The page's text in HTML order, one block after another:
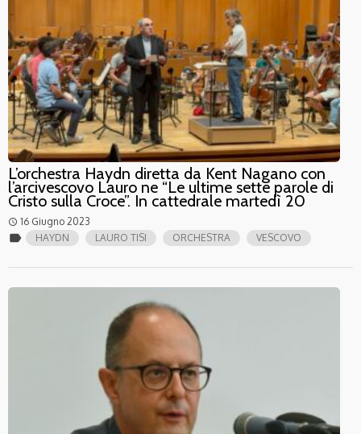
L’orchestra Haydn diretta da Kent Nagano con
l’arcivescovo Lauro ne “Le ultime sette parole di
Cristo sulla Croce”. In cattedrale martedì 20
access_time 16 Giugno 2023
label HAYDN LAURO TISI ORCHESTRA VESCOVO